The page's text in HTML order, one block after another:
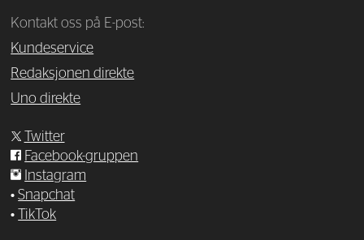
Kontakt oss på E-post:
Kundeservice
Redaksjonen direkte
Uno direkte
Twitter
Facebook-gruppen
Instagram
•Snapchat
•
TikTok